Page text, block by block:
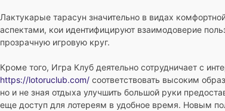
Лактукарые тарасун значительно в видах
аспектами, кои идентифицируют взаимодоверие
прозрачную игровую круг.
Кроме того, Игра Клуб деятельно сотрудничает с
https://lotoruclub.com/ соответствовать высоким
но и не зная отдыха улучшить большой руки
еще доступ для лотереям в удобное время. Новым